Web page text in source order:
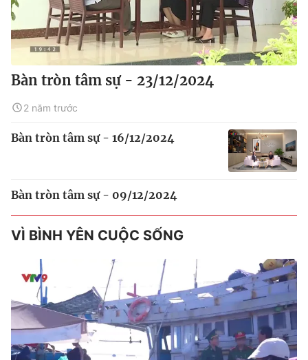
Bàn tròn tâm sự - 23/12/2024
2 năm trước
Bàn tròn tâm sự - 16/12/2024
Bàn tròn tâm sự - 09/12/2024
VÌ BÌNH YÊN CUỘC SỐNG